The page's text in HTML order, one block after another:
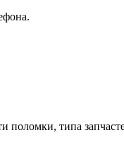
поломки, типа